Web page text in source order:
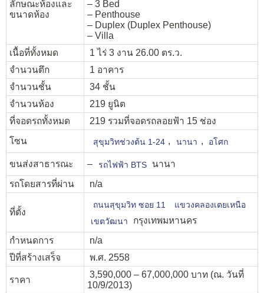
ลักษณะห้องและ
ขนาดห้อง
– 3 Bed
– Penthouse
– Duplex (Duplex Penthouse)
– Villa
เนื้อที่ทั้งหมด
1 ไร่ 3 งาน 26.00 ตร.ว.
จำนวนตึก
1 อาคาร
จำนวนชั้น
34 ชั้น
จำนวนห้อง
219 ยูนิต
ที่จอดรถทั้งหมด
219 รวมที่จอดรถลอยฟ้า 15 ช่อง
โซน
สุขุมวิทช่วงต้น 1-24 , นานา , อโศก
ขนส่งสาธารณะ – รถไฟฟ้า BTS
นานา
รถโดยสารที่ผ่าน
n/a
ที่ตั้ง
ถนนสุขุมวิท ซอย 11
แขวงคลองเตยเหนือ
เขตวัฒนา
กรุงเทพมหานคร
กำหนดการ
n/a
ปีที่สร้างเสร็จ
พ.ศ. 2558
ราคา
3,590,000 – 67,000,000 บาท (ณ. วันที่
10/9/2013)